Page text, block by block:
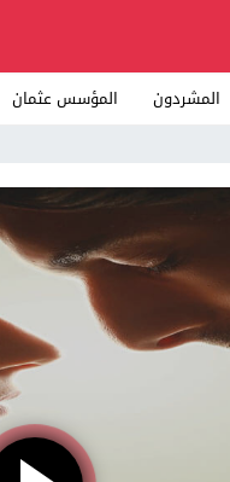
المشردون المؤسس عثمان